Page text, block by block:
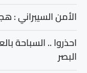
الأمن السيبراني :
احذروا .. السباحة
البصر